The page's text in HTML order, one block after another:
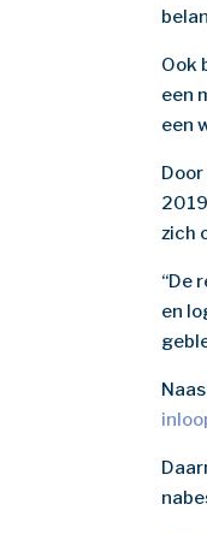
Ook
een
een
zich
“De
en